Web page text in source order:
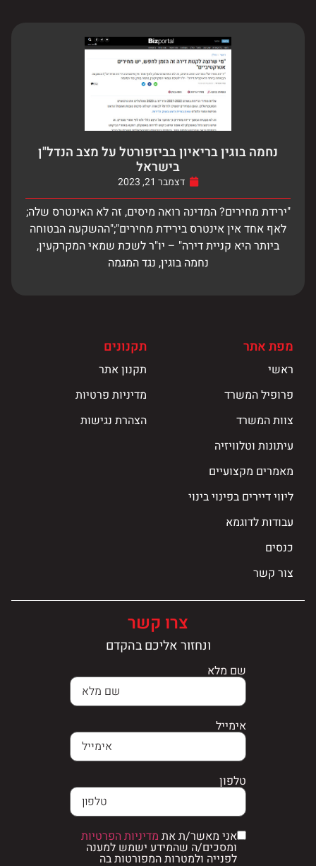
נחמה בוגין בריאיון בביזפורטל על מצב הנדל"ן
בישראל
דצמבר 21, 2023
"ירידת מחירים? המדינה רואה מיסים, זה לא האינטרס שלה;
לאף אחד אין אינטרס בירידת מחירים";"ההשקעה הבטוחה
ביותר היא קניית דירה" – יו"ר לשכת שמאי המקרקעין,
נחמה בוגין, נגד המגמה
מפת אתר
ראשי
פרופיל המשרד
צוות המשרד
עיתונות וטלוויזיה
מאמרים מקצועיים
ליווי דיירים בפינוי בינוי
עבודות לדוגמא
כנסים
צור קשר
תקנונים
תקנון אתר
מדיניות פרטיות
הצהרת נגישות
צרו קשר
ונחזור אליכם בהקדם
שם מלא
אימייל
טלפון
אני מאשר/ת את מדיניות הפרטיות
ומסכים/ה שהמידע ישמש למענה
לפנייה ולמטרות המפורטות בה